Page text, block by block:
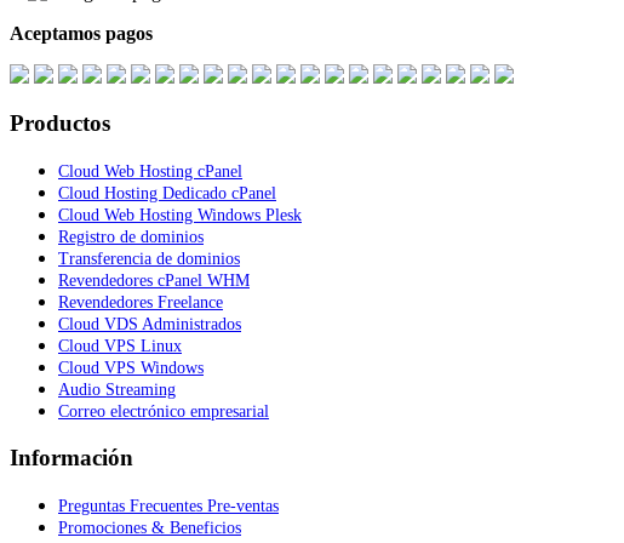
Aceptamos pagos
Productos
Cloud Web Hosting cPanel
Cloud Hosting Dedicado cPanel
Cloud Web Hosting Windows Plesk
Registro de dominios
Transferencia de dominios
Revendedores cPanel WHM
Revendedores Freelance
Cloud VDS Administrados
Cloud VPS Linux
Cloud VPS Windows
Audio Streaming
Correo electrónico empresarial
Información
Preguntas Frecuentes Pre-ventas
Promociones & Beneficios